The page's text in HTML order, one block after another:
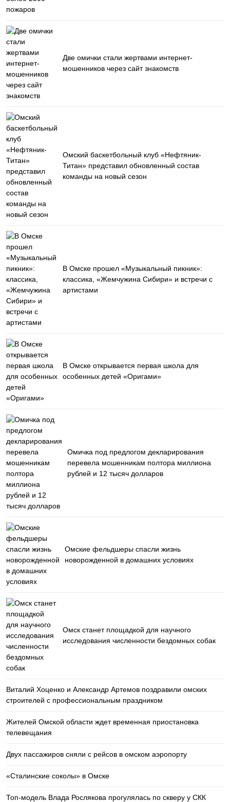
Две омички стали жертвами интернет-
мошенников через сайт знакомств
Омский баскетбольный клуб «Нефтяник-
Титан» представил обновленный состав
команды на новый сезон
В Омске прошел «Музыкальный пикник»:
классика, «Жемчужина Сибири» и встречи с
артистами
В Омске открывается первая школа для
особенных детей «Оригами»
Омичка под предлогом декларирования
перевела мошенникам полтора миллиона
рублей и 12 тысяч долларов
Омские фельдшеры спасли жизнь
новорожденной в домашних условиях
Омск станет площадкой для научного
исследования численности бездомных собак
Виталий Хоценко и Александр Артемов поздравили омских
строителей с профессиональным праздником
Жителей Омской области ждет временная приостановка
телевещания
Двух пассажиров сняли с рейсов в омском аэропорту
«Сталинские соколы» в Омске
Топ-модель Влада Рослякова прогулялась по скверу у СКК